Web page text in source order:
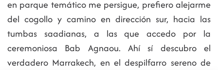
en parque temático me persigue, prefiero alejarme
del cogollo y camino en dirección sur, hacia las
tumbas saadianas, a las que accedo por la
ceremoniosa Bab Agnaou. Ahí sí descubro el
verdadero Marrakech, en el despilfarro sereno de